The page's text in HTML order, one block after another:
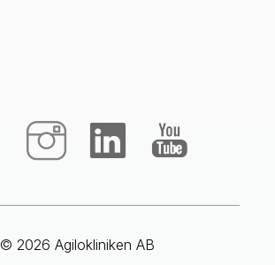
© 2026 Agilokliniken AB